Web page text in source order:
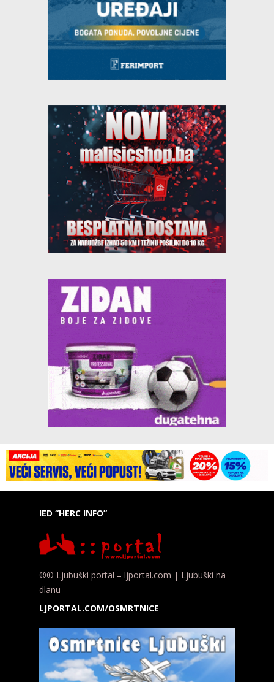
IED “HERC INFO”
®© Ljubuški portal – ljportal.com | Ljubuški na
dlanu
LJPORTAL.COM/OSMRTNICE